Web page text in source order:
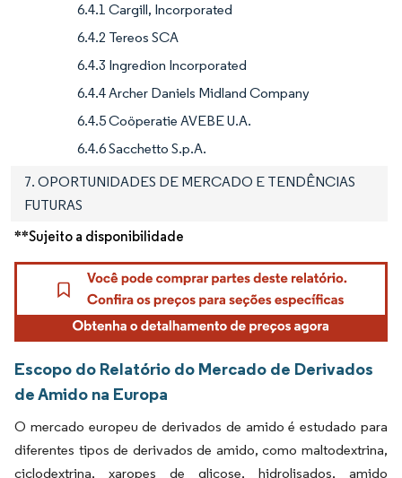
6.4.1 Cargill, Incorporated
6.4.2 Tereos SCA
6.4.3 Ingredion Incorporated
6.4.4 Archer Daniels Midland Company
6.4.5 Coöperatie AVEBE U.A.
6.4.6 Sacchetto S.p.A.
7. OPORTUNIDADES DE MERCADO E TENDÊNCIAS
FUTURAS
**Sujeito a disponibilidade
Escopo do Relatório do Mercado de Derivados
de Amido na Europa
O mercado europeu de derivados de amido é estudado para
diferentes tipos de derivados de amido, como maltodextrina,
ciclodextrina, xaropes de glicose, hidrolisados, amido